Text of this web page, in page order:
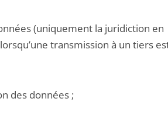
(uniquement la juridiction en
transmission à un tiers
des données ;